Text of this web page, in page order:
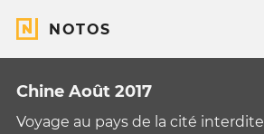
NOTOS
Chine Août 2017
Voyage au pays de la cité interdite